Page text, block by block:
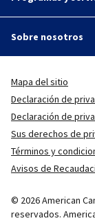
Sobre nosotros
Mapa del sitio
Declaración de
Declaración de
Sus derechos de
Términos y
Avisos de
© 2026 American
reservados.